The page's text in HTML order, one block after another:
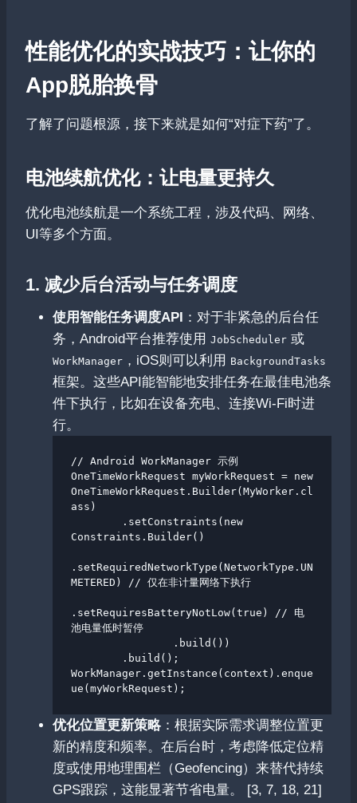
性能优化的实战技巧：让你的
App脱胎换骨
了解了问题根源，接下来就是如何“对症下药”了。
电池续航优化：让电量更持久
优化电池续航是一个系统工程，涉及代码、网络、
UI等多个方面。
1. 减少后台活动与任务调度
使用智能任务调度API ：对于非紧急的后台任
务，Android平台推荐使用 JobScheduler 或
WorkManager ，iOS则可以利用 BackgroundTasks
框架。这些API能智能地安排任务在最佳电池条
件下执行，比如在设备充电、连接Wi-Fi时进
行。
// Android WorkManager 示例
OneTimeWorkRequest myWorkRequest = new
OneTimeWorkRequest.Builder(MyWorker.cl
ass)
Constraints.Builder()
.setRequiredNetworkType(NetworkType.UN
METERED) // 仅在非计量网络下执行
.setRequiresBatteryNotLow(true) // 电
池电量低时暂停
WorkManager.getInstance(context).enque
优化位置更新策略 ：根据实际需求调整位置更
新的精度和频率。在后台时，考虑降低定位精
度或使用地理围栏（Geofencing）来替代持续
GPS跟踪，这能显著节省电量。 [3, 7, 18, 21]